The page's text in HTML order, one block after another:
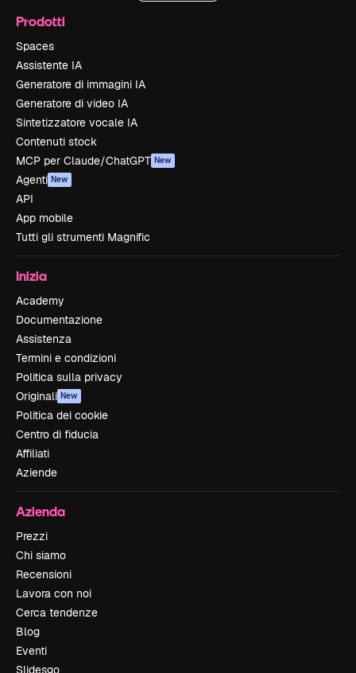
Prodotti
Spaces
Assistente IA
Generatore di immagini IA
Generatore di video IA
Sintetizzatore vocale IA
Contenuti stock
MCP per Claude/ChatGPT New
Agenti New
API
App mobile
Tutti gli strumenti Magnific
Inizia
Academy
Documentazione
Assistenza
Termini e condizioni
Politica sulla privacy
Originali New
Politica dei cookie
Centro di fiducia
Affiliati
Aziende
Azienda
Prezzi
Chi siamo
Recensioni
Lavora con noi
Cerca tendenze
Blog
Eventi
Slidesgo